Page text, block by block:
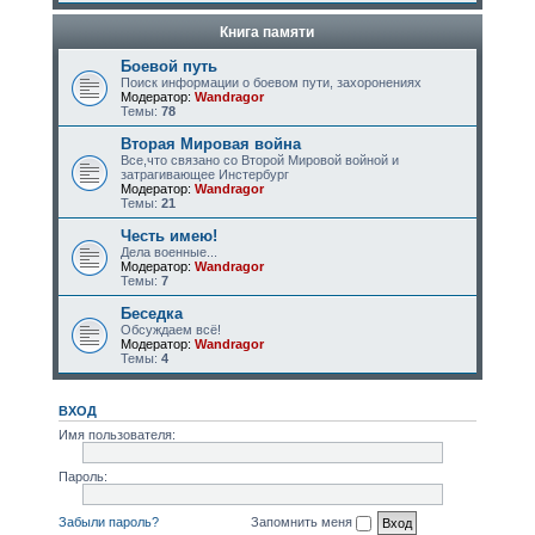
Книга памяти
Боевой путь
Поиск информации о боевом пути, захоронениях
Модератор: Wandragor
Темы: 78
Вторая Мировая война
Все,что связано со Второй Мировой войной и
затрагивающее Инстербург
Модератор: Wandragor
Темы: 21
Честь имею!
Дела военные...
Модератор: Wandragor
Темы: 7
Беседка
Обсуждаем всё!
Модератор: Wandragor
Темы: 4
ВХОД
Имя пользователя:
Пароль:
Забыли пароль? Запомнить меня